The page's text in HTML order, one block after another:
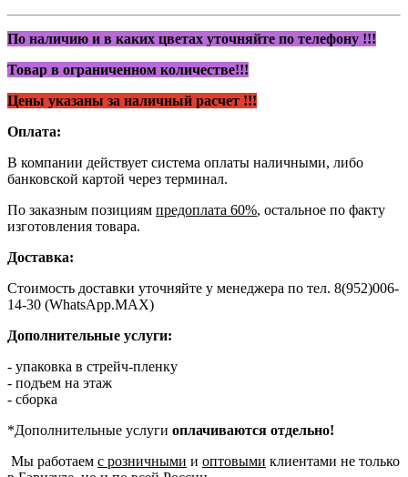
По наличию и в каких цветах уточняйте по телефону !!!
Товар в ограниченном количестве!!!
Цены указаны за наличный расчет !!!
Оплата:
В компании действует система оплаты наличными, либо
банковской картой через терминал.
По заказным позициям предоплата 60%, остальное по факту
изготовления товара.
Доставка:
Стоимость доставки уточняйте у менеджера по тел. 8(952)006-
14-30 (WhatsApp.MAX)
Дополнительные услуги:
- упаковка в стрейч-пленку
- подъем на этаж
- сборка
*Дополнительные услуги оплачиваются отдельно!
Мы работаем с розничными и оптовыми клиентами не только